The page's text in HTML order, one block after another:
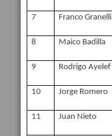
7 Franco Granelli
8 Maico Badilla
9 Rodrigo Ayelef
10 Jorge Romero
11 Juan Nieto